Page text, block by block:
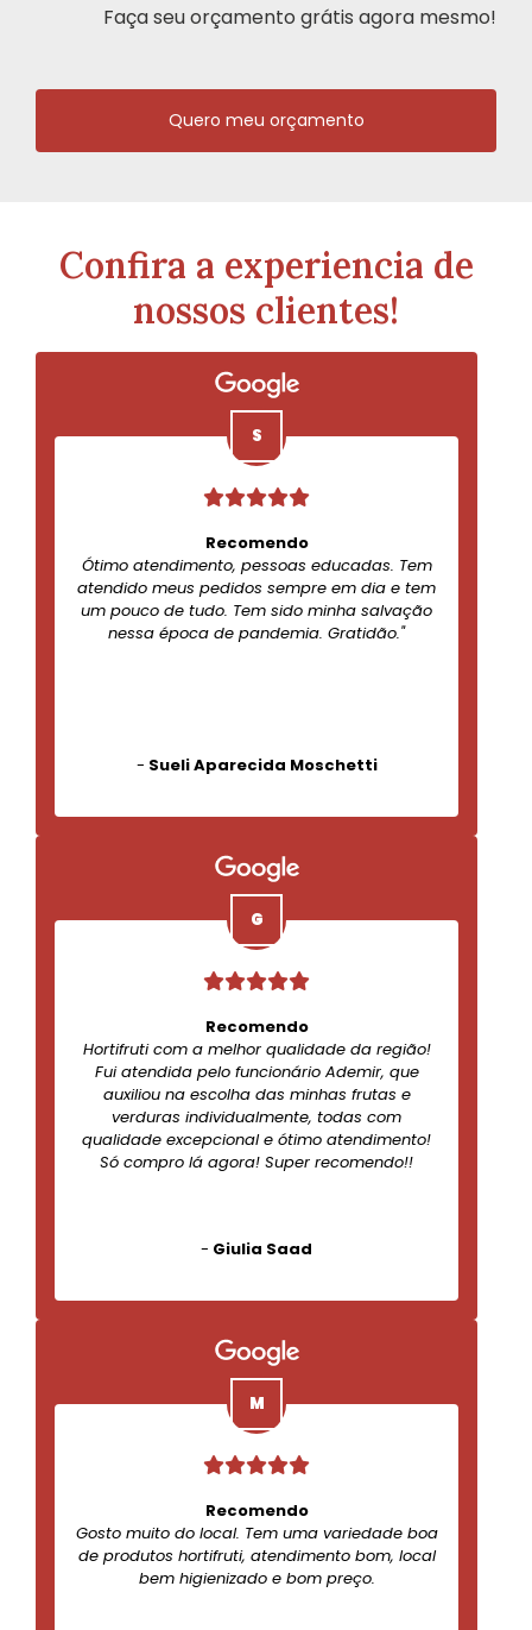
Faça seu orçamento grátis agora mesmo!
Quero meu orçamento
Confira a experiencia de
nossos clientes!
Recomendo
Ótimo atendimento, pessoas educadas. Tem
atendido meus pedidos sempre em dia e tem
um pouco de tudo. Tem sido minha salvação
nessa época de pandemia. Gratidão."
- Sueli Aparecida Moschetti
Recomendo
Hortifruti com a melhor qualidade da região!
Fui atendida pelo funcionário Ademir, que
auxiliou na escolha das minhas frutas e
verduras individualmente, todas com
qualidade excepcional e ótimo atendimento!
Só compro lá agora! Super recomendo!!
- Giulia Saad
Recomendo
Gosto muito do local. Tem uma variedade boa
de produtos hortifruti, atendimento bom, local
bem higienizado e bom preço.